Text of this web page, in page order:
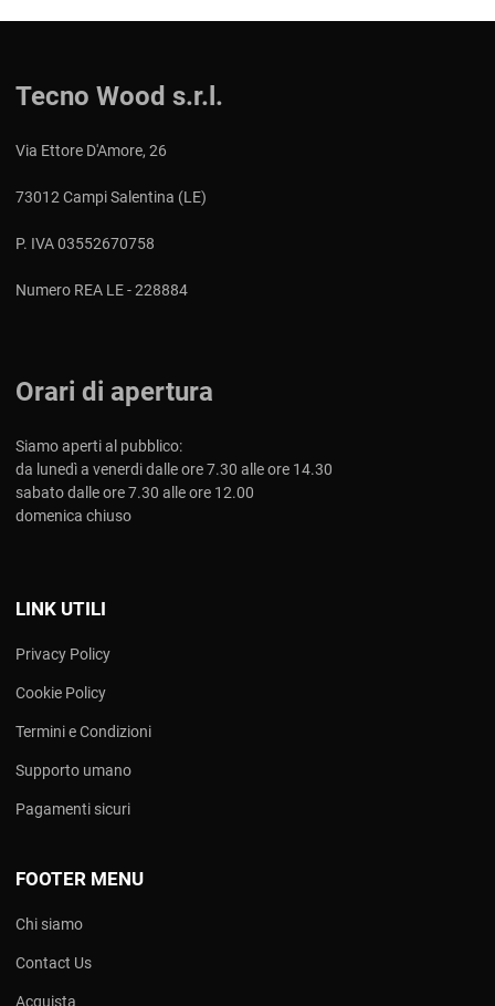
Tecno Wood s.r.l.
Via Ettore D'Amore, 26
73012 Campi Salentina (LE)
P. IVA 03552670758
Numero REA LE - 228884
Orari di apertura
Siamo aperti al pubblico:
da lunedì a venerdi dalle ore 7.30 alle ore 14.30
sabato dalle ore 7.30 alle ore 12.00
domenica chiuso
LINK UTILI
Privacy Policy
Cookie Policy
Termini e Condizioni
Supporto umano
Pagamenti sicuri
FOOTER MENU
Chi siamo
Contact Us
Acquista